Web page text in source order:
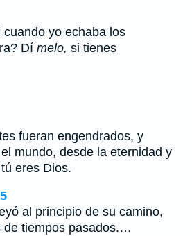
yo echaba los
Dí melo, si tienes
fueran engendrados, y
mundo, desde la eternidad y
eres Dios.
al principio de su camino,
de tiempos pasados.…